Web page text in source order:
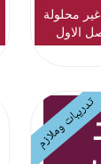
محلولة
الاول
تدريبات وملازم